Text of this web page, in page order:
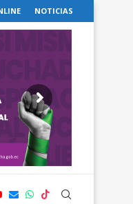
NOTICIAS